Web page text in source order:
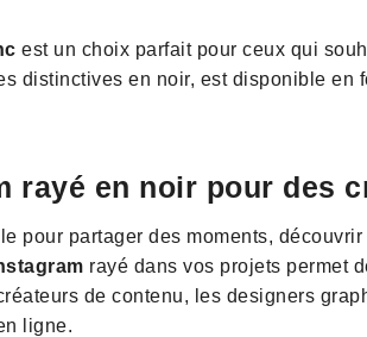
est un choix parfait pour ceux qui
distinctives en noir, est disponible
rayé en noir pour des
pour partager des moments,
rayé dans vos projets permet
de contenu, les designers
ligne.